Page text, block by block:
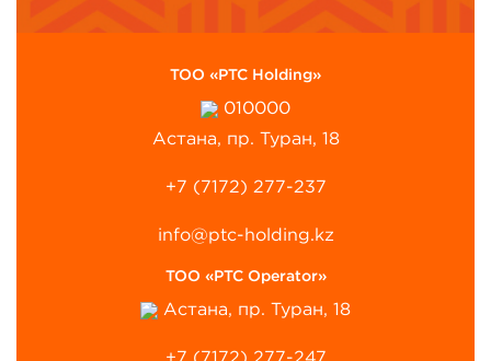
ТОО «PTC Holding»
010000
Астана, пр. Туран, 18
+7 (7172) 277-237
info@ptc-holding.kz
ТОО «PTC Operator»
Астана, пр. Туран, 18
+7 (7172) 277-247